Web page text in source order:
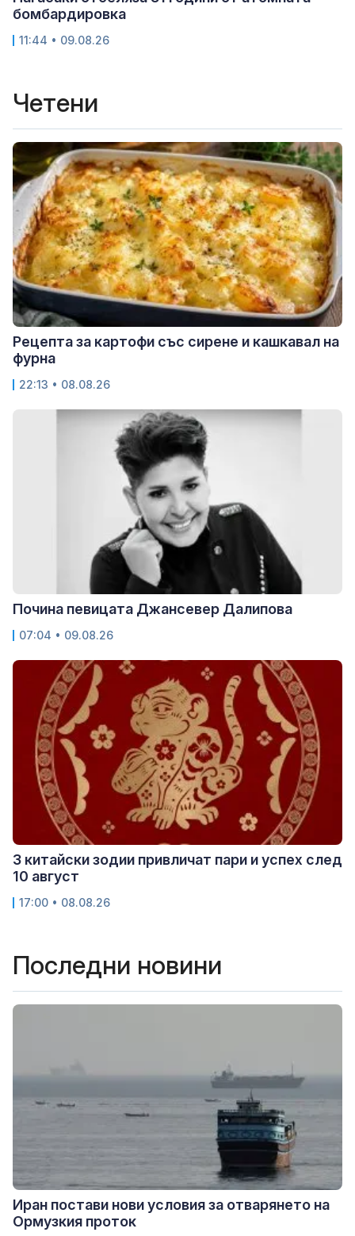
бомбардировка
11:44 • 09.08.26
Четени
Рецепта за картофи със сирене и кашкавал на
фурна
22:13 • 08.08.26
Почина певицата Джансевер Далипова
07:04 • 09.08.26
3 китайски зодии привличат пари и успех след
10 август
17:00 • 08.08.26
Последни новини
Иран постави нови условия за отварянето на
Ормузкия проток